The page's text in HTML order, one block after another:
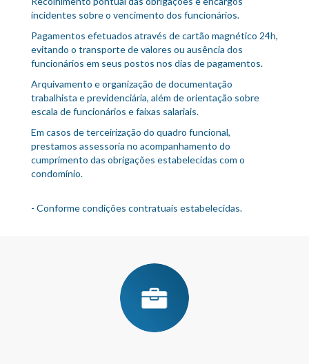
incidentes sobre o vencimento dos funcionários.
Pagamentos efetuados através de cartão magnético 24h,
evitando o transporte de valores ou ausência dos
funcionários em seus postos nos dias de pagamentos.
Arquivamento e organização de documentação
trabalhista e previdenciária, além de orientação sobre
escala de funcionários e faixas salariais.
Em casos de terceirização do quadro funcional,
prestamos assessoria no acompanhamento do
cumprimento das obrigações estabelecidas com o
condomínio.
- Conforme condições contratuais estabelecidas.